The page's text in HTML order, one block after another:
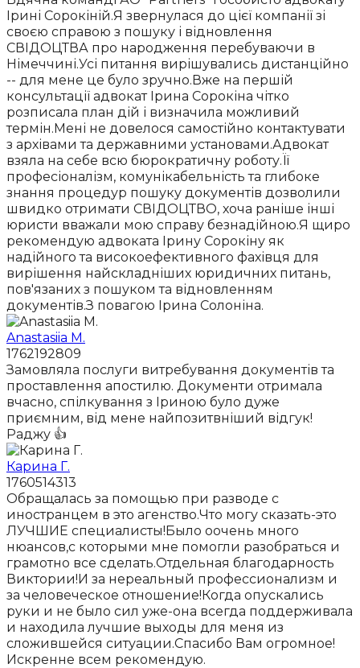
Ірині Сорокіній.Я звернулася до цієї компанії зі
своєю справою з пошуку і відновлення
СВІДОЦТВА про народження перебуваючи в
Німеччині.Усі питання вирішувались дистанційно
-- для мене це було зручно.Вже на першій
консультації адвокат Ірина Сорокіна чітко
розписала план дій і визначила можливий
термін.Мені не довелося самостійно контактувати
з архівами та державними установами.Адвокат
взяла на себе всю бюрократичну роботу.Її
професіоналізм, комунікабельність та глибоке
знання процедур пошуку документів дозволили
швидко отримати СВІДОЦТВО, хоча раніше інші
юристи вважали мою справу безнадійною.Я щиро
рекомендую адвоката Ірину Сорокіну як
надійного та високоефективного фахівця для
вирішення найскладніших юридичних питань,
пов'язаних з пошуком та відновленням
документів.З повагою Ірина Солоніна.
Anastasiia M.
1762192809
Замовляла послуги витребування документів та
проставлення апостилю. Документи отримала
вчасно, спілкування з Іриною було дуже
приємним, від мене найпозитвніший відгук!
Раджу 👍
Карина Г.
1760514313
Обращалась за помощью при разводе с
иностранцем в это агенство.Что могу сказать-это
ЛУЧШИЕ специалисты!Было оочень много
нюансов,с которыми мне помогли разобраться и
грамотно все сделать.Отдельная благодарность
Виктории!И за нереальный профессионализм и
за человеческое отношение!Когда опускались
руки и не было сил уже-она всегда поддерживала
и находила лучшие выходы для меня из
сложившейся ситуации.Спасибо Вам огромное!
Искренне всем рекомендую.